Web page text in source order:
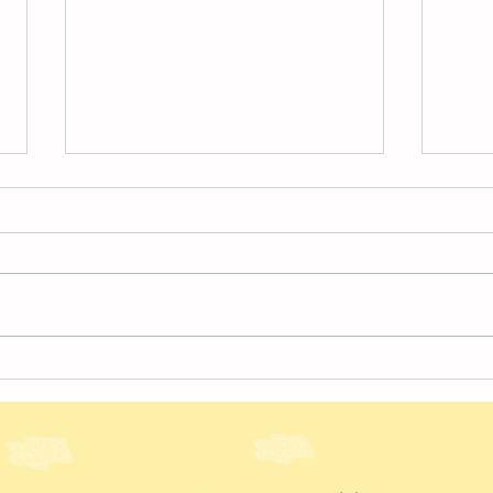
４月の様子【北越谷】